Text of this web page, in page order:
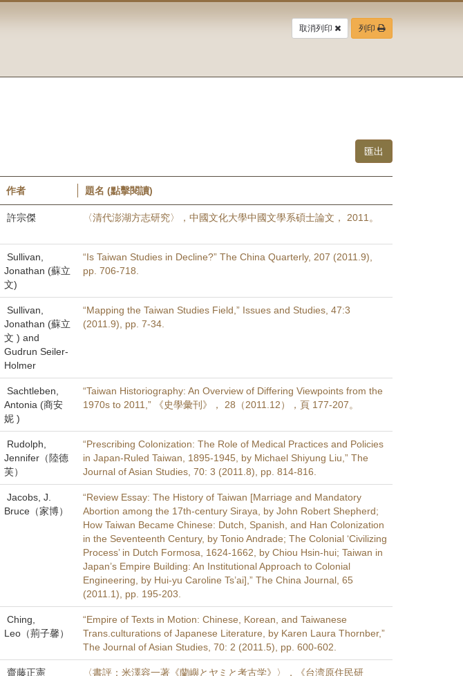
取消列印 列印
作者 題名 (點擊閱讀)
許宗傑 〈清代澎湖方志研究〉，中國文化大學中國文學系碩士論文， 2011。
Sullivan,
Jonathan (蘇立
文)
“Is Taiwan Studies in Decline?” The China Quarterly, 207 (2011.9),
pp. 706-718.
Sullivan,
Jonathan (蘇立
文 ) and
Gudrun Seiler-
Holmer
“Mapping the Taiwan Studies Field,” Issues and Studies, 47:3
(2011.9), pp. 7-34.
Sachtleben,
Antonia (商安
妮 )
“Taiwan Historiography: An Overview of Differing Viewpoints from the
1970s to 2011,” 《史學彙刊》， 28（2011.12），頁 177-207。
Rudolph,
Jennifer（陸德
芙）
“Prescribing Colonization: The Role of Medical Practices and Policies
in Japan-Ruled Taiwan, 1895-1945, by Michael Shiyung Liu,” The
Journal of Asian Studies, 70: 3 (2011.8), pp. 814-816.
Jacobs, J.
Bruce（家博）
“Review Essay: The History of Taiwan [Marriage and Mandatory
Abortion among the 17th-century Siraya, by John Robert Shepherd;
How Taiwan Became Chinese: Dutch, Spanish, and Han Colonization
in the Seventeenth Century, by Tonio Andrade; The Colonial ‘Civilizing
Process’ in Dutch Formosa, 1624-1662, by Chiou Hsin-hui; Taiwan in
Japan’s Empire Building: An Institutional Approach to Colonial
Engineering, by Hui-yu Caroline Ts’ai],” The China Journal, 65
(2011.1), pp. 195-203.
Ching,
Leo（荊子馨）
“Empire of Texts in Motion: Chinese, Korean, and Taiwanese
Trans.culturations of Japanese Literature, by Karen Laura Thornber,”
The Journal of Asian Studies, 70: 2 (2011.5), pp. 600-602.
齋藤正憲
〈書評：米澤容一著《蘭嶼とヤミと考古学》〉，《台湾原住民研